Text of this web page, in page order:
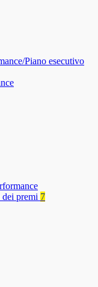
Piano esecutivo
premi 7